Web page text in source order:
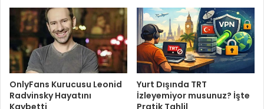
OnlyFans Kurucusu Leonid
Radvinsky Hayatını
Yurt Dışında TRT
İzleyemiyor musunuz? İşte